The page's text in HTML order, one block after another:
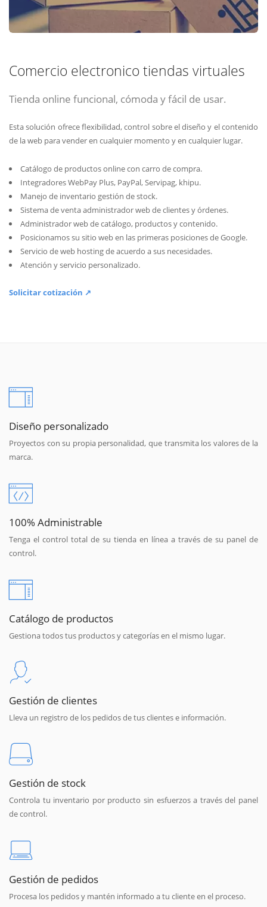
Comercio electronico tiendas virtuales
Tienda online funcional, cómoda y fácil de usar.
Esta solución ofrece flexibilidad, control sobre el diseño y el contenido
de la web para vender en cualquier momento y en cualquier lugar.
Catálogo de productos online con carro de compra.
Integradores WebPay Plus, PayPal, Servipag, khipu.
Manejo de inventario gestión de stock.
Sistema de venta administrador web de clientes y órdenes.
Administrador web de catálogo, productos y contenido.
Posicionamos su sitio web en las primeras posiciones de Google.
Servicio de web hosting de acuerdo a sus necesidades.
Atención y servicio personalizado.
Solicitar cotización ↗
Diseño personalizado
Proyectos con su propia personalidad, que transmita los valores de la
marca.
100% Administrable
Tenga el control total de su tienda en línea a través de su panel de
control.
Catálogo de productos
Gestiona todos tus productos y categorías en el mismo lugar.
Gestión de clientes
Lleva un registro de los pedidos de tus clientes e información.
Gestión de stock
Controla tu inventario por producto sin esfuerzos a través del panel
de control.
Gestión de pedidos
Procesa los pedidos y mantén informado a tu cliente en el proceso.